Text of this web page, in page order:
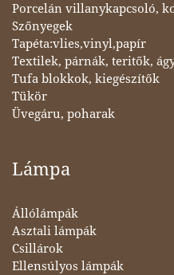
Porcelán villanykapcsoló,
Szőnyegek
Tapéta:vlies,vinyl,papír
Textilek, párnák, teritők,
Tufa blokkok, kiegészítők
Tükör
Üvegáru, poharak
Lámpa
Állólámpák
Asztali lámpák
Csillárok
Ellensúlyos lámpák